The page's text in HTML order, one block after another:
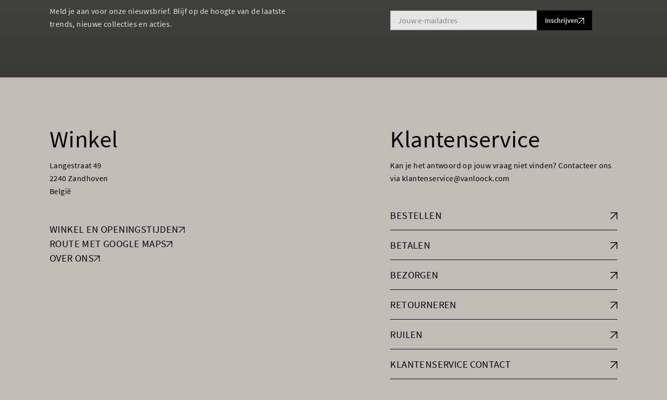
Meld je aan voor onze nieuwsbrief. Blijf op de hoogte van de laatste
trends, nieuwe collecties en acties.
Inschrijven
Winkel
Langestraat 49
2240 Zandhoven
België
WINKEL EN OPENINGSTIJDEN
ROUTE MET GOOGLE MAPS
OVER ONS
Klantenservice
Kan je het antwoord op jouw vraag niet vinden? Contacteer ons
via klantenservice@vanloock.com
BESTELLEN
BETALEN
BEZORGEN
RETOURNEREN
RUILEN
KLANTENSERVICE CONTACT